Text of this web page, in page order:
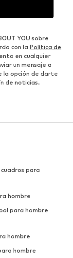
YOU sobre
con la Política de
en cualquier
un mensaje a
la opción de darte
de noticias.
para
hombre
para hombre
hombre
hombre